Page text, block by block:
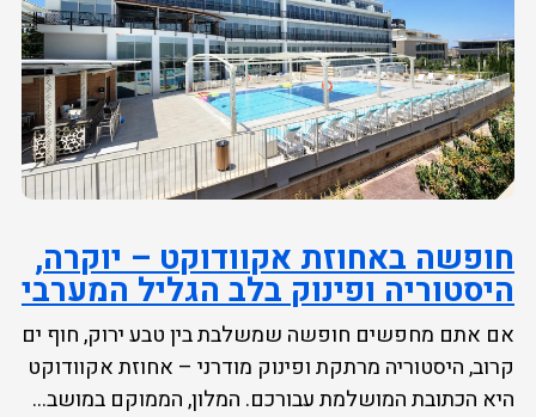
חופשה באחוזת אקוודוקט – יוקרה,
היסטוריה ופינוק בלב הגליל המערבי
אם אתם מחפשים חופשה שמשלבת בין טבע ירוק, חוף ים
קרוב, היסטוריה מרתקת ופינוק מודרני – אחוזת אקוודוקט
היא הכתובת המושלמת עבורכם. המלון, הממוקם במושב...